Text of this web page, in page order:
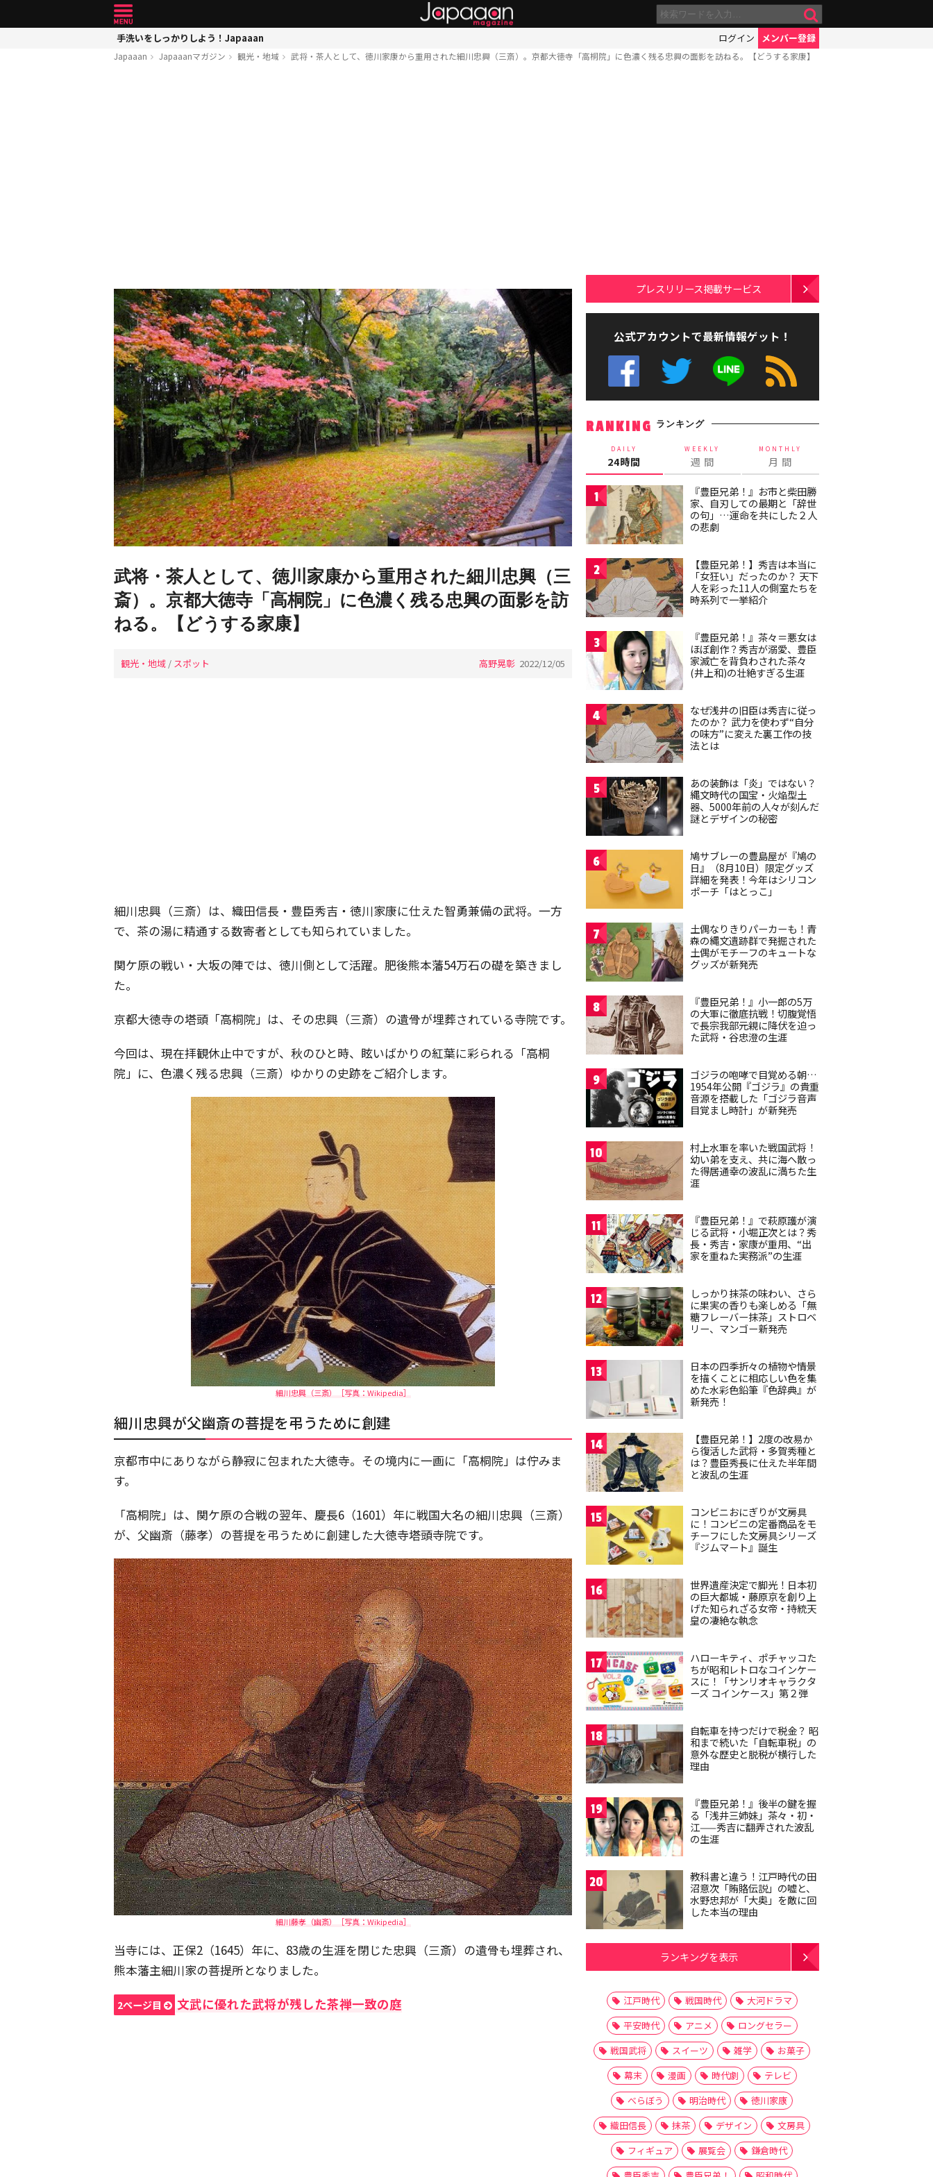
手洗いをしっかりしよう！Japaaan ログイン メンバー登録
Japaaan Japaaanマガジン 観光・地域 武将・茶人として、徳川家康から重用された細川忠興（三斎）。京都大徳寺「高桐院」に色濃く残る忠興の面影を訪ねる。【どうする家康】
武将・茶人として、徳川家康から重用された細川忠興（三
斎）。京都大徳寺「高桐院」に色濃く残る忠興の面影を訪
ねる。【どうする家康】
観光・地域 / スポット 高野晃彰 2022/12/05
細川忠興（三斎）は、織田信長・豊臣秀吉・徳川家康に仕えた智勇兼備の武将。一方
で、茶の湯に精通する数寄者としても知られていました。
関ケ原の戦い・大坂の陣では、徳川側として活躍。肥後熊本藩54万石の礎を築きまし
た。
京都大徳寺の塔頭「高桐院」は、その忠興（三斎）の遺骨が埋葬されている寺院です。
今回は、現在拝観休止中ですが、秋のひと時、眩いばかりの紅葉に彩られる「高桐
院」に、色濃く残る忠興（三斎）ゆかりの史跡をご紹介します。
細川忠興（三斎）［写真：Wikipedia］
細川忠興が父幽斎の菩提を弔うために創建
京都市中にありながら静寂に包まれた大徳寺。その境内に一画に「高桐院」は佇みま
す。
「高桐院」は、関ケ原の合戦の翌年、慶長6（1601）年に戦国大名の細川忠興（三斎）
が、父幽斎（藤孝）の菩提を弔うために創建した大徳寺塔頭寺院です。
細川藤孝（幽斎）［写真：Wikipedia］
当寺には、正保2（1645）年に、83歳の生涯を閉じた忠興（三斎）の遺骨も埋葬され、
熊本藩主細川家の菩提所となりました。
2ページ目 文武に優れた武将が残した茶禅一致の庭
プレスリリース掲載サービス
公式アカウントで最新情報ゲット！
RANKING ランキング
DAILY
24時間
WEEKLY
週 間
MONTHLY
月 間
1
『豊臣兄弟！』お市と柴田勝
家、自刃しての最期と「辞世
の句」…運命を共にした２人
の悲劇
2
【豊臣兄弟！】秀吉は本当に
「女狂い」だったのか？ 天下
人を彩った11人の側室たちを
時系列で一挙紹介
3
『豊臣兄弟！』茶々＝悪女は
ほぼ創作？秀吉が溺愛、豊臣
家滅亡を背負わされた茶々
(井上和)の壮絶すぎる生涯
4
なぜ浅井の旧臣は秀吉に従っ
たのか？ 武力を使わず“自分
の味方”に変えた裏工作の技
法とは
5
あの装飾は「炎」ではない？
縄文時代の国宝・火焔型土
器、5000年前の人々が刻んだ
謎とデザインの秘密
6
鳩サブレーの豊島屋が『鳩の
日』（8月10日）限定グッズ
詳細を発表！今年はシリコン
ポーチ「はとっこ」
7
土偶なりきりパーカーも！青
森の縄文遺跡群で発掘された
土偶がモチーフのキュートな
グッズが新発売
8
『豊臣兄弟！』小一郎の5万
の大軍に徹底抗戦！切腹覚悟
で長宗我部元親に降伏を迫っ
た武将・谷忠澄の生涯
9
ゴジラの咆哮で目覚める朝…
1954年公開『ゴジラ』の貴重
音源を搭載した「ゴジラ音声
目覚まし時計」が新発売
10
村上水軍を率いた戦国武将！
幼い弟を支え、共に海へ散っ
た得居通幸の波乱に満ちた生
涯
11
『豊臣兄弟！』で萩原護が演
じる武将・小堀正次とは？秀
長・秀吉・家康が重用、“出
家を重ねた実務派”の生涯
12
しっかり抹茶の味わい、さら
に果実の香りも楽しめる「無
糖フレーバー抹茶」ストロベ
リー、マンゴー新発売
13
日本の四季折々の植物や情景
を描くことに相応しい色を集
めた水彩色鉛筆『色辞典』が
新発売！
14
【豊臣兄弟！】2度の改易か
ら復活した武将・多賀秀種と
は？豊臣秀長に仕えた半年間
と波乱の生涯
15
コンビニおにぎりが文房具
に！コンビニの定番商品をモ
チーフにした文房具シリーズ
『ジムマート』誕生
16
世界遺産決定で脚光！日本初
の巨大都城・藤原京を創り上
げた知られざる女帝・持統天
皇の凄絶な執念
17
ハローキティ、ポチャッコた
ちが昭和レトロなコインケー
スに！「サンリオキャラクタ
ーズ コインケース」第２弾
18
自転車を持つだけで税金？ 昭
和まで続いた「自転車税」の
意外な歴史と脱税が横行した
理由
19
『豊臣兄弟！』後半の鍵を握
る「浅井三姉妹」茶々・初・
江——秀吉に翻弄された波乱
の生涯
20
教科書と違う！江戸時代の田
沼意次「賄賂伝説」の嘘と、
水野忠邦が「大奥」を敵に回
した本当の理由
ランキングを表示
江戸時代 戦国時代
大河ドラマ
平安時代
アニメ
ロングセラー
戦国武将
スイーツ 雑学
お菓子
幕末
漫画 時代劇
テレビ
べらぼう
明治時代
徳川家康
織田信長
抹茶 デザイン
文房具
フィギュア
展覧会
鎌倉時代